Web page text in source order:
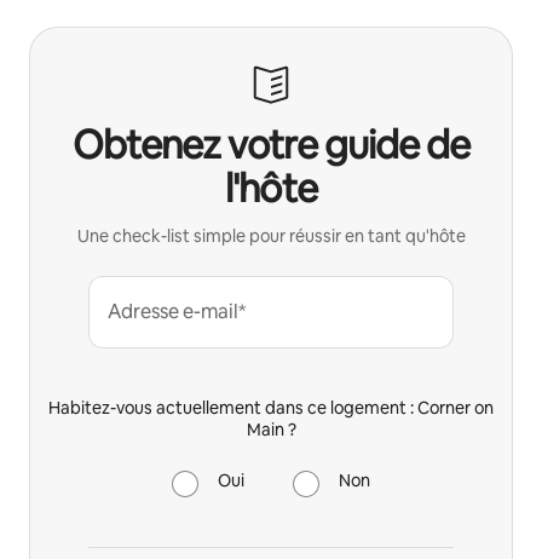
Obtenez votre guide de
l'hôte
Une check-list simple pour réussir en tant qu'hôte
Adresse e-mail*
Habitez-vous actuellement dans ce logement : Corner on
Main ?
Oui Non